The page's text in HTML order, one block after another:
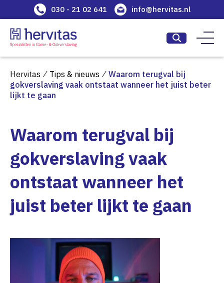
030 - 21 02 641 info@hervitas.nl
Hervitas ⁄ Tips & nieuws ⁄ Waarom terugval bij
gokverslaving vaak ontstaat wanneer het juist beter
lijkt te gaan
Waarom terugval bij
gokverslaving vaak
ontstaat wanneer het
juist beter lijkt te gaan